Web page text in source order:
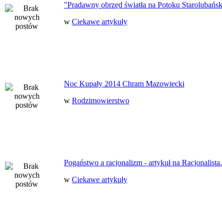
"Pradawny obrzęd światła na Potoku
w Ciekawe artykuły
Noc Kupały 2014 Chram Mazowiecki
w Rodzimowierstwo
Pogaństwo a racjonalizm - artykuł na
w Ciekawe artykuły